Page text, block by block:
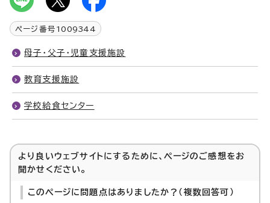
ページ番号 1009344
母子・父子・児童支援施設
教育支援施設
学校給食センター
より良いウェブサイトにするために、ページのご感想をお
聞かせください。
このページに問題点はありましたか？（複数回答可）